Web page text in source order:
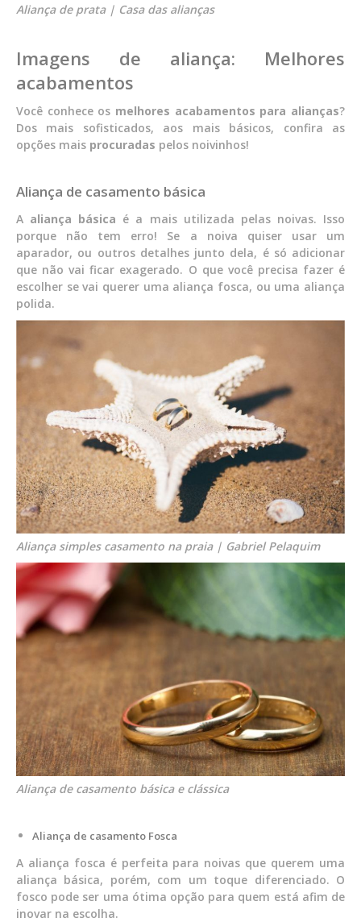
Aliança de prata | Casa das alianças
Imagens de aliança: Melhores
acabamentos
Você conhece os melhores acabamentos para alianças?
Dos mais sofisticados, aos mais básicos, confira as
opções mais procuradas pelos noivinhos!
Aliança de casamento básica
A aliança básica é a mais utilizada pelas noivas. Isso
porque não tem erro! Se a noiva quiser usar um
aparador, ou outros detalhes junto dela, é só adicionar
que não vai ficar exagerado. O que você precisa fazer é
escolher se vai querer uma aliança fosca, ou uma aliança
polida.
Aliança simples casamento na praia | Gabriel Pelaquim
Aliança de casamento básica e clássica
Aliança de casamento Fosca
A aliança fosca é perfeita para noivas que querem uma
aliança básica, porém, com um toque diferenciado. O
fosco pode ser uma ótima opção para quem está afim de
inovar na escolha.